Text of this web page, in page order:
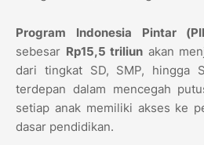
Program Indonesia Pintar
sebesar Rp15,5 triliun akan
dari tingkat SD, SMP, hingga
terdepan dalam mencegah
setiap anak memiliki akses ke
dasar pendidikan.